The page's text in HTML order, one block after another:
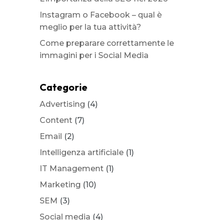
Instagram o Facebook – qual è
meglio per la tua attività?
Come preparare correttamente le
immagini per i Social Media
Categorie
Advertising (4)
Content(7)
Email (2)
Intelligenza artificiale(1)
IT Management(1)
Marketing (10)
SEM (3)
Social media (4)